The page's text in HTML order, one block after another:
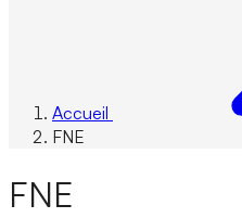
Accueil
FNE
FNE